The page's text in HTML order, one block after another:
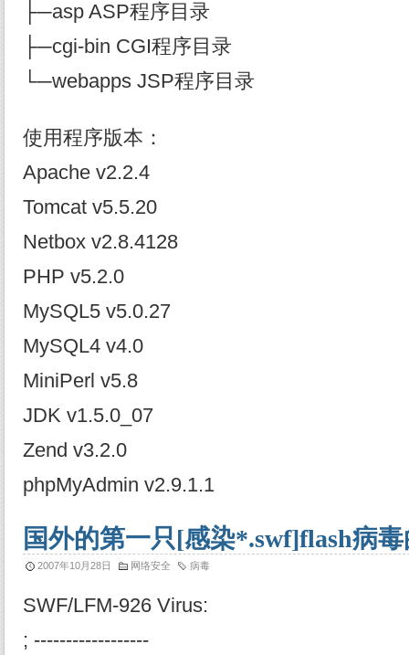
├─asp ASP程序目录
├─cgi-bin CGI程序目录
└─webapps JSP程序目录
使用程序版本：
Apache v2.2.4
Tomcat v5.5.20
Netbox v2.8.4128
PHP v5.2.0
MySQL5 v5.0.27
MySQL4 v4.0
MiniPerl v5.8
JDK v1.5.0_07
Zend v3.2.0
phpMyAdmin v2.9.1.1
国外的第一只[感染*.swf]flash病
2007年10月28日 网络安全 病毒
SWF/LFM-926 Virus:
; ------------------